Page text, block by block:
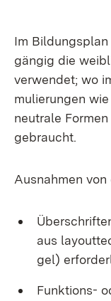
Im
gän­gig die
ver­wen­det; wo
mu­lie­run­gen wie
neu­tra­le For­men
ge­braucht.
Aus­nah­men
aus
gel)
Funk­ti­ons-